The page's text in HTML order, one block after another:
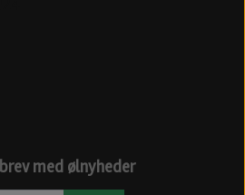
med ølnyheder